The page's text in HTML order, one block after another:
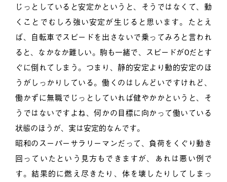
じっとしていると安定かというと、そうではなくて、動
くことでむしろ強い安定が生じると思います。たとえ
ば、自転車でスピードを出さないで乗ってみろと言われ
ると、なかなか難しい。駒も一緒で、スピードが0だとす
ぐに倒れてしまう。つまり、静的安定より動的安定のほ
うがしっかりしている。働くのはしんどいですけれど、
働かずに無職でじっとしていれば健やかかというと、そ
うではないですよね、何かの目標に向かって働いている
状態のほうが、実は安定的なんです。
昭和のスーパーサラリーマンだって、負荷をくぐり動き
回っていたという見方もできますが、あれは悪い例で
す。結果的に燃え尽きたり、体を壊したりしてしまっ